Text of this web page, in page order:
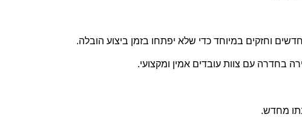
וחזקים במיוחד כדי שלא יפתחו בזמן ביצוע הובלה.
בחדרה עם צוות עובדים אמין ומקצועי.
מחדש.